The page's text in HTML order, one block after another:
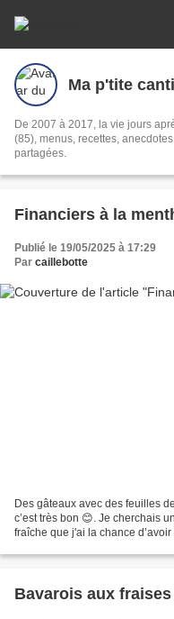
Ma p'tite
De 2007 à 2017, la vie jours
(85), menus, recettes,
partagées.
Financiers à la
Publié le 19/05/2025 à 17:29
Par caillebotte
Des gâteaux avec des feuilles
c’est très bon 😊. Je cherchais
fraîche que j'ai la chance
Bavarois aux